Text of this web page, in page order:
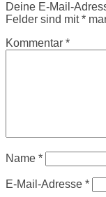
Deine E-Mail-
Felder sind mit*
Kommentar *
Name *
E-Mail-Adresse *